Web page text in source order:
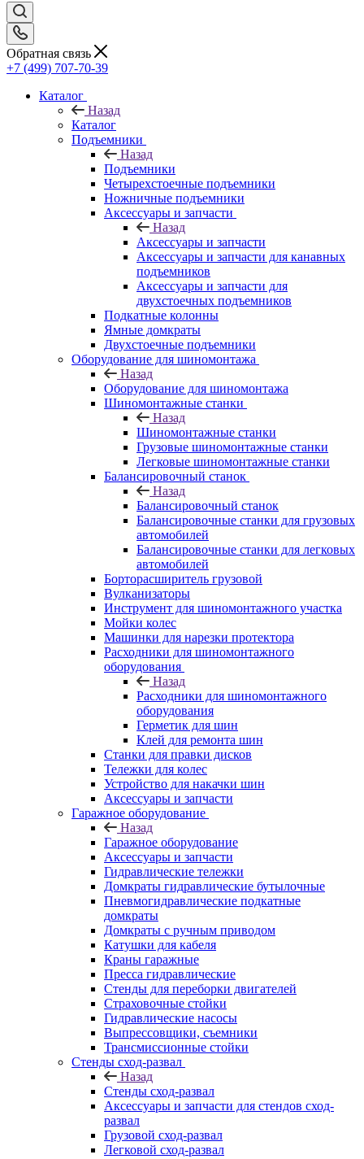
Обратная связь
+7 (499) 707-70-39
Каталог
Назад
Каталог
Подъемники
Назад
Подъемники
Четырехстоечные подъемники
Ножничные подъемники
Аксессуары и запчасти
Назад
Аксессуары и запчасти
Аксессуары и запчасти для канавных
подъемников
Аксессуары и запчасти для
двухстоечных подъемников
Подкатные колонны
Ямные домкраты
Двухстоечные подъемники
Оборудование для шиномонтажа
Назад
Оборудование для шиномонтажа
Шиномонтажные станки
Назад
Шиномонтажные станки
Грузовые шиномонтажные станки
Легковые шиномонтажные станки
Балансировочный станок
Назад
Балансировочный станок
Балансировочные станки для грузовых
автомобилей
Балансировочные станки для легковых
автомобилей
Борторасширитель грузовой
Вулканизаторы
Инструмент для шиномонтажного участка
Мойки колес
Машинки для нарезки протектора
Расходники для шиномонтажного
оборудования
Назад
Расходники для шиномонтажного
оборудования
Герметик для шин
Клей для ремонта шин
Станки для правки дисков
Тележки для колес
Устройство для накачки шин
Аксессуары и запчасти
Гаражное оборудование
Назад
Гаражное оборудование
Аксессуары и запчасти
Гидравлические тележки
Домкраты гидравлические бутылочные
Пневмогидравлические подкатные
домкраты
Домкраты с ручным приводом
Катушки для кабеля
Краны гаражные
Пресса гидравлические
Стенды для переборки двигателей
Страховочные стойки
Гидравлические насосы
Выпрессовщики, съемники
Трансмиссионные стойки
Стенды сход-развал
Назад
Стенды сход-развал
Аксессуары и запчасти для стендов сход-
развал
Грузовой сход-развал
Легковой сход-развал